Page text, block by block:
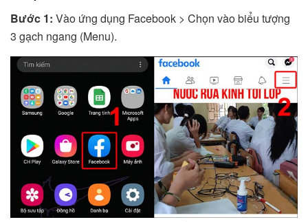
Bước 1: Vào ứng dụng Facebook > Chọn vào biểu tượng
3 gạch ngang (Menu).